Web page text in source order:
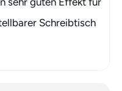
Schreibtisch